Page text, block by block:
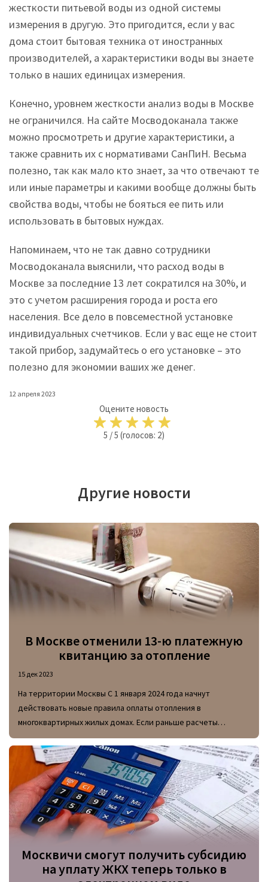
жесткости питьевой воды из одной системы
измерения в другую. Это пригодится, если у вас
дома стоит бытовая техника от иностранных
производителей, а характеристики воды вы знаете
только в наших единицах измерения.
Конечно, уровнем жесткости анализ воды в Москве
не ограничился. На сайте Мосводоканала также
можно просмотреть и другие характеристики, а
также сравнить их с нормативами СанПиН. Весьма
полезно, так как мало кто знает, за что отвечают те
или иные параметры и какими вообще должны быть
свойства воды, чтобы не бояться ее пить или
использовать в бытовых нуждах.
Напоминаем, что не так давно сотрудники
Мосводоканала выяснили, что расход воды в
Москве за последние 13 лет сократился на 30%, и
это с учетом расширения города и роста его
населения. Все дело в повсеместной установке
индивидуальных счетчиков. Если у вас еще не стоит
такой прибор, задумайтесь о его установке – это
полезно для экономии ваших же денег.
12 апреля 2023
Оцените новость
5 /5 (голосов: 2)
Другие новости
В Москве отменили 13-ю платежную
квитанцию за отопление
15 дек 2023
На территории Москвы С 1 января 2024 года начнут
действовать новые правила оплаты отопления в
многоквартирных жилых домах. Если раньше расчеты
основывались на объеме расхода тепла за прошлые 12
месяцев, с нового года подсчитывать стоимость отопления
будут на основе среднего потребления за предыдущие 5
лет.
Москвичи смогут получить субсидию
на уплату ЖКХ теперь только в